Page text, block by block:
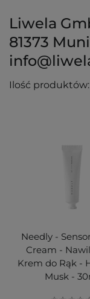
Liwela
81373
Ilość produktów:
Needly -
Cream -
Krem do Rąk -
Musk -